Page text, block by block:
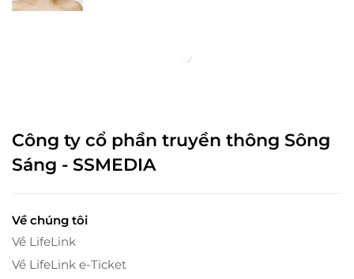
Công ty cổ phần truyền thông Sông
Sáng - SSMEDIA
Về chúng tôi
Về LifeLink
Về LifeLink e-Ticket